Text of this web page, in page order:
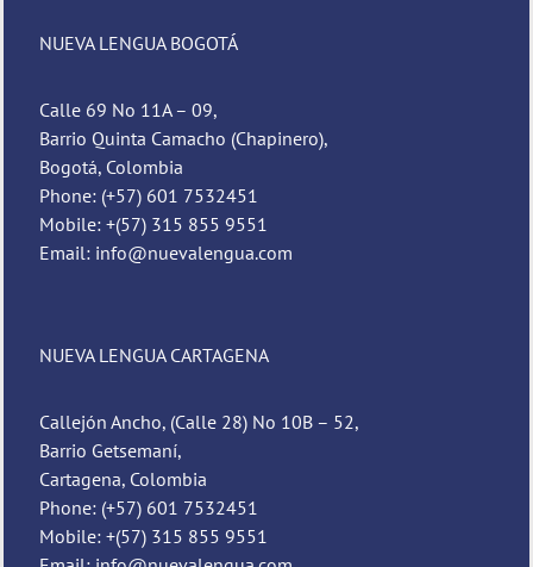
NUEVA LENGUA BOGOTÁ
Calle 69 No 11A – 09,
Barrio Quinta Camacho (Chapinero),
Bogotá, Colombia
Phone: (+57) 601 7532451
Mobile: +(57) 315 855 9551
Email: info@nuevalengua.com
NUEVA LENGUA CARTAGENA
Callejón Ancho, (Calle 28) No 10B – 52,
Barrio Getsemaní,
Cartagena, Colombia
Phone: (+57) 601 7532451
Mobile: +(57) 315 855 9551